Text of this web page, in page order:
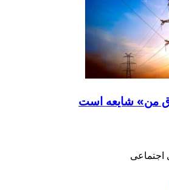
من» شایعه است
اجتماعی